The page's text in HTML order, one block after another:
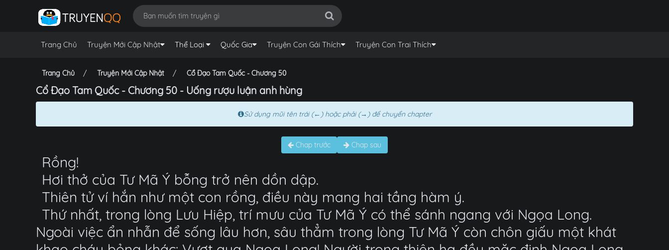
Trang Chủ Truyện Mới Cập Nhật Thể Loại Quốc Gia Truyện Con Gái Thích Truyện Con Trai Thích
Trang Chủ Truyện Mới Cập Nhật Cổ Đạo Tam Quốc - Chương 50
Cổ Đạo Tam Quốc - Chương 50 - Uống rượu luận anh hùng
Sử dụng mũi tên trái (←) hoặc phải (→) để chuyển chapter
Chap trước Chap sau
Rồng!
Hơi thở của Tư Mã Ý bỗng trở nên dồn dập.
Thiên tử ví hắn như một con rồng, điều này mang hai tầng hàm ý.
Thứ nhất, trong lòng Lưu Hiệp, trí mưu của Tư Mã Ý có thể sánh ngang với Ngọa Long.
Ngoài việc ẩn nhẫn để sống lâu hơn, sâu thẳm trong lòng Tư Mã Ý còn chôn giấu một khát